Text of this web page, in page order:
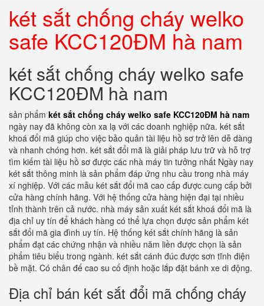
két sắt chống cháy welko
safe KCC120ĐM hà nam
két sắt chống cháy welko safe
KCC120ĐM hà nam
sản phẩm két sắt chống cháy welko safe KCC120ĐM hà nam
ngày nay đã không còn xa lạ với các doanh nghiệp nữa. két sắt
khoá đổi mã giúp cho việc bảo quản tài liệu hồ sơ trở lên dễ dàng
và nhanh chóng hơn. két sắt đổi mã là giải pháp lưu trữ và hỗ trợ
tìm kiếm tài liệu hồ sơ được các nhà máy tin tưởng nhất Ngày nay
két sắt thông minh là sản phẩm đáp ứng nhu cầu trong nhà máy
xí nghiệp. Với các mẫu két sắt đổi mã cao cấp được cung cấp bởi
cửa hàng chính hãng. Với hệ thống cửa hàng hiện đại tại nhiều
tỉnh thành trên cả nước. nhà máy sản xuất két sắt khoá đổi mã là
địa chỉ uy tín để khách hàng có thể lựa chọn được sản phẩm két
sắt đổi mã gia đình uy tín. Hệ thống két sắt chính hãng là sản
phẩm đạt các chứng nhận và nhiều năm liền được chọn là sản
phẩm tiêu biểu trong ngành. két sắt cánh đúc được sơn tĩnh điện
bề mặt. Có chân đế cao su cố định hoặc lắp đặt bánh xe di động.
Địa chỉ bán két sắt đổi mã chống cháy